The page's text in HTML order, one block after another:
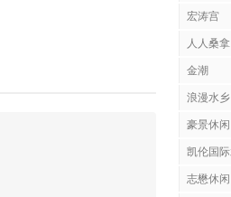
宏涛宫
人人桑拿
金潮
浪漫水乡
豪景休闲
凯伦国
志懋休闲